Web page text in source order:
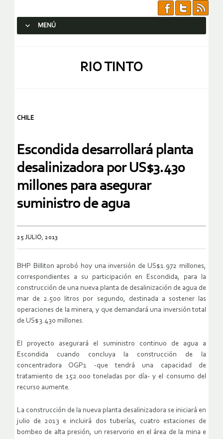
MENÚ
RIO TINTO
CHILE
Escondida desarrollará planta
desalinizadora por US$3.430
millones para asegurar
suministro de agua
25 JULIO, 2013
BHP Billiton aprobó hoy una inversión de US$1.972 millones,
correspondientes a su participación en Escondida, para la
construcción de una nueva planta de desalinización de agua de
mar de 2.500 litros por segundo, destinada a sostener las
operaciones de la minera, y que demandará una inversión total
de US$3.430 millones.
El proyecto asegurará el suministro continuo de agua a
Escondida cuando concluya la construcción de la
concentradora OGP1 -que tendrá una capacidad de
tratamiento de 152.000 toneladas por día- y el consumo del
recurso aumente.
La construcción de la nueva planta desalinizadora se iniciará en
julio de 2013 e incluirá dos tuberías, cuatro estaciones de
bombeo de alta presión, un reservorio en el área de la mina e